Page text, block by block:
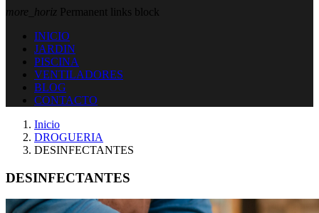
more_horiz Permanent links block
INICIO
JARDIN
PISCINA
VENTILADORES
BLOG
CONTACTO
Inicio
DROGUERIA
DESINFECTANTES
DESINFECTANTES